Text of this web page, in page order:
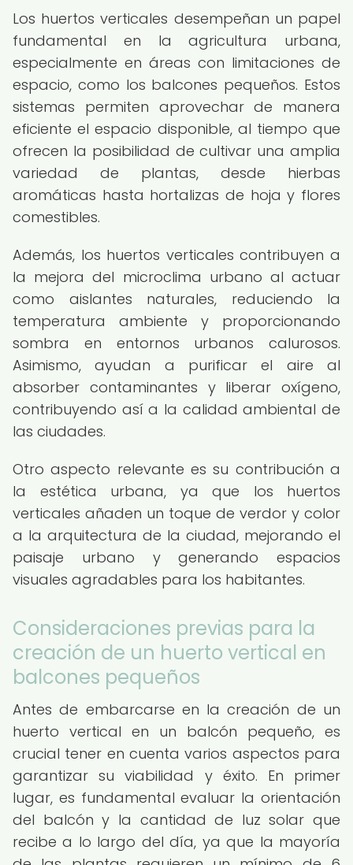
Los huertos verticales desempeñan un papel
fundamental en la agricultura urbana,
especialmente en áreas con limitaciones de
espacio, como los balcones pequeños. Estos
sistemas permiten aprovechar de manera
eficiente el espacio disponible, al tiempo que
ofrecen la posibilidad de cultivar una amplia
variedad de plantas, desde hierbas
aromáticas hasta hortalizas de hoja y flores
comestibles.
Además, los huertos verticales contribuyen a
la mejora del microclima urbano al actuar
como aislantes naturales, reduciendo la
temperatura ambiente y proporcionando
sombra en entornos urbanos calurosos.
Asimismo, ayudan a purificar el aire al
absorber contaminantes y liberar oxígeno,
contribuyendo así a la calidad ambiental de
las ciudades.
Otro aspecto relevante es su contribución a
la estética urbana, ya que los huertos
verticales añaden un toque de verdor y color
a la arquitectura de la ciudad, mejorando el
paisaje urbano y generando espacios
visuales agradables para los habitantes.
Consideraciones previas para la
creación de un huerto vertical en
balcones pequeños
Antes de embarcarse en la creación de un
huerto vertical en un balcón pequeño, es
crucial tener en cuenta varios aspectos para
garantizar su viabilidad y éxito. En primer
lugar, es fundamental evaluar la orientación
del balcón y la cantidad de luz solar que
recibe a lo largo del día, ya que la mayoría